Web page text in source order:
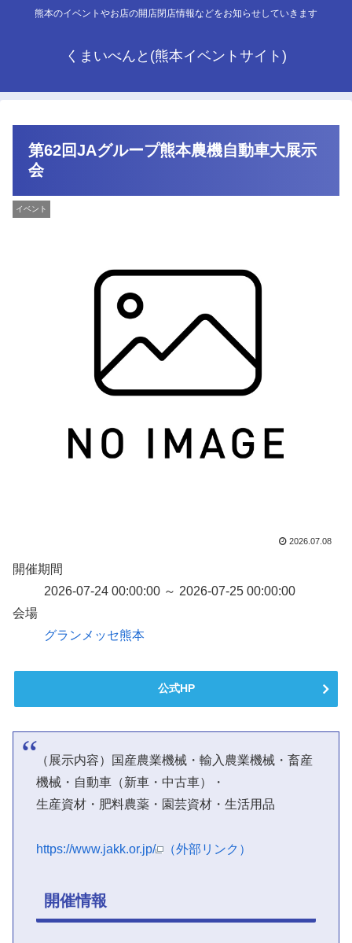
熊本のイベントやお店の開店閉店情報などをお知らせしていきます
くまいべんと(熊本イベントサイト)
第62回JAグループ熊本農機自動車大展示
会
イベント
2026.07.08
開催期間
2026-07-24 00:00:00 ～ 2026-07-25 00:00:00
会場
グランメッセ熊本
公式HP
（展示内容）国産農業機械・輸入農業機械・畜産
機械・自動車（新車・中古車）・
生産資材・肥料農薬・園芸資材・生活用品
https://www.jakk.or.jp/ （外部リンク）
開催情報